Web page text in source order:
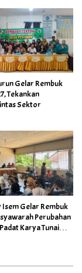
Gelar Rembuk
Tekankan
Sektor
Isem Gelar Rembuk
Perubahan
Karya Tunai